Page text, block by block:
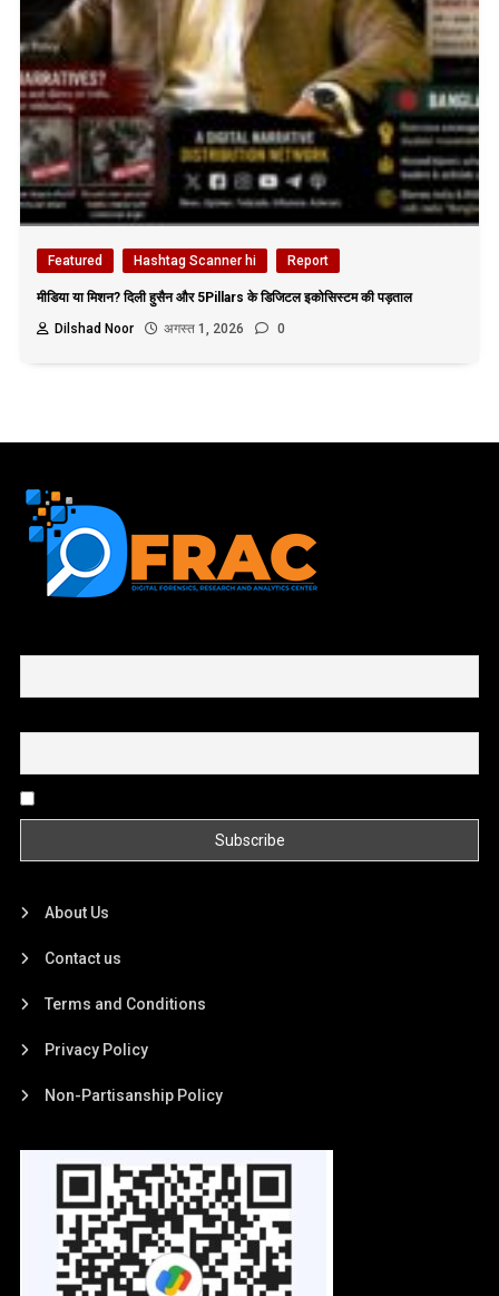
Featured Hashtag Scanner hi Report
मीडिया या मिशन? दिली हुसैन और 5Pillars के डिजिटल इकोसिस्टम की पड़ताल
Dilshad Noor
अगस्त 1, 2026 0
About Us
Contact us
Terms and Conditions
Privacy Policy
Non-Partisanship Policy